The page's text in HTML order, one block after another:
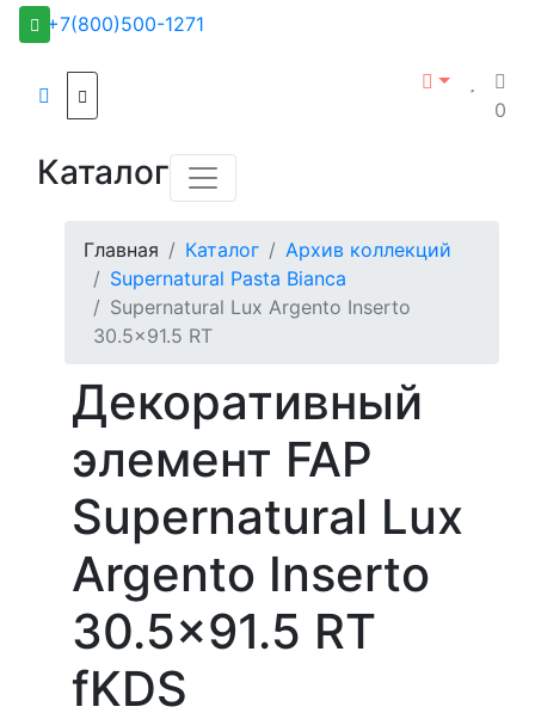
+7(800)500-1271
0
Каталог
Главная Каталог
Архив коллекций
Supernatural Pasta Bianca
Supernatural Lux Argento Inserto
30.5x91.5 RT
Декоративный
элемент FAP
Supernatural Lux
Argento Inserto
30.5x91.5 RT
fKDS